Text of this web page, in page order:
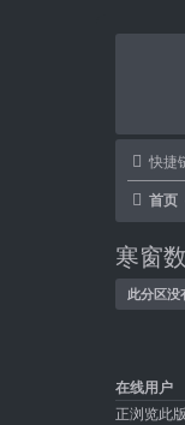
快捷
首页
寒窗
此分区没
在线用户
正浏览此